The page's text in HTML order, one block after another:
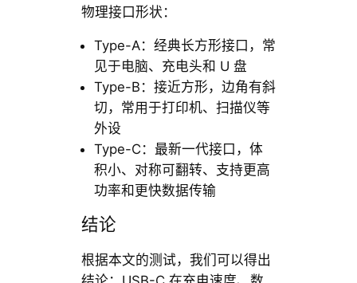
物理接口形状：
Type-A：经典长方形接口，常
见于电脑、充电头和 U 盘
Type-B：接近方形，边角有斜
切，常用于打印机、扫描仪等
外设
Type-C：最新一代接口，体
积小、对称可翻转、支持更高
功率和更快数据传输
结论
根据本文的测试，我们可以得出